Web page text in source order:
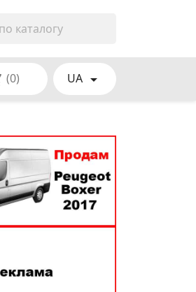
(0) UA 